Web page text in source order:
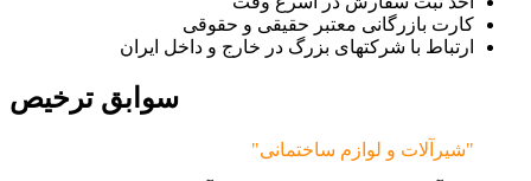
کارت بازرگانی معتبر حقیقی و حقوقی
ارتباط با شرکتهای بزرگ در خارج و داخل ایران
سوابق ترخیص
"شیرآلات و لوازم ساختمانی"